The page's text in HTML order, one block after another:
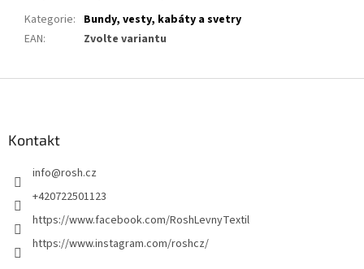
Kategorie: Bundy, vesty, kabáty a svetry
EAN: Zvolte variantu
Kontakt
info@rosh.cz
+420722501123
https://www.facebook.com/RoshLevnyTextil
https://www.instagram.com/roshcz/